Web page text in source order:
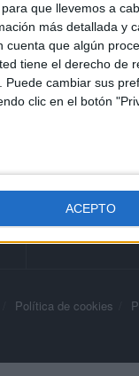
que llevemos a
más detallada y
cuenta que algún
tiene el derecho de
cambiar sus
clic en el botón
ACEPTO
de la
un pase
en yate
Política de cookies